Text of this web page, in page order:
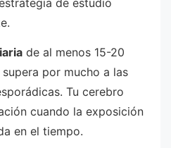
de estudio
de al menos 15-20
por mucho a las
Tu cerebro
cuando la exposición
en el tiempo.